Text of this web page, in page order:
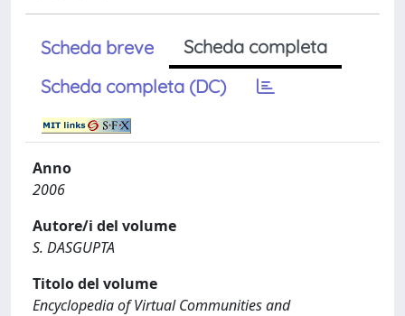
Scheda breve
Scheda completa
Scheda completa (DC)
Anno
2006
Autore/i del volume
S. DASGUPTA
Titolo del volume
Encyclopedia of Virtual Communities and